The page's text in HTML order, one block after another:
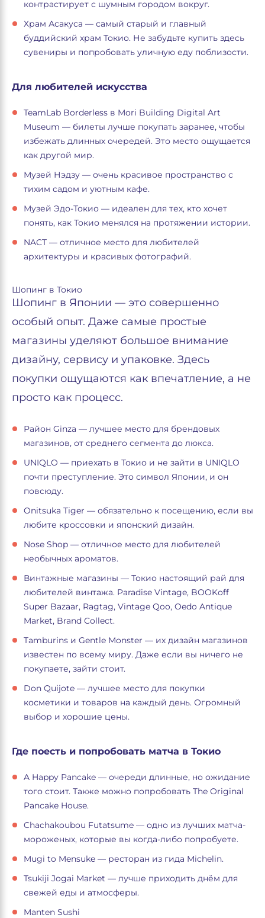
контрастирует с шумным городом вокруг.
Храм Асакуса — самый старый и главный
буддийский храм Токио. Не забудьте купить здесь
сувениры и попробовать уличную еду поблизости.
Для любителей искусства
TeamLab Borderless в Mori Building Digital Art
Museum — билеты лучше покупать заранее, чтобы
избежать длинных очередей. Это место ощущается
как другой мир.
Музей Нэдзу — очень красивое пространство с
тихим садом и уютным кафе.
Музей Эдо-Токио — идеален для тех, кто хочет
понять, как Токио менялся на протяжении истории.
NACT — отличное место для любителей
архитектуры и красивых фотографий.
Шопинг в Токио
Шопинг в Японии — это совершенно
особый опыт. Даже самые простые
магазины уделяют большое внимание
дизайну, сервису и упаковке. Здесь
покупки ощущаются как впечатление, а не
просто как процесс.
Район Ginza — лучшее место для брендовых
магазинов, от среднего сегмента до люкса.
UNIQLO — приехать в Токио и не зайти в UNIQLO
почти преступление. Это символ Японии, и он
повсюду.
Onitsuka Tiger — обязательно к посещению, если вы
любите кроссовки и японский дизайн.
Nose Shop — отличное место для любителей
необычных ароматов.
Винтажные магазины — Токио настоящий рай для
любителей винтажа. Paradise Vintage, BOOKoff
Super Bazaar, Ragtag, Vintage Qoo, Oedo Antique
Market, Brand Collect.
Tamburins и Gentle Monster — их дизайн магазинов
известен по всему миру. Даже если вы ничего не
покупаете, зайти стоит.
Don Quijote — лучшее место для покупки
косметики и товаров на каждый день. Огромный
выбор и хорошие цены.
Где поесть и попробовать матча в Токио
A Happy Pancake — очереди длинные, но ожидание
того стоит. Также можно попробовать The Original
Pancake House.
Chachakoubou Futatsume — одно из лучших матча-
мороженых, которые вы когда-либо попробуете.
Mugi to Mensuke — ресторан из гида Michelin.
Tsukiji Jogai Market — лучше приходить днём для
свежей еды и атмосферы.
Manten Sushi